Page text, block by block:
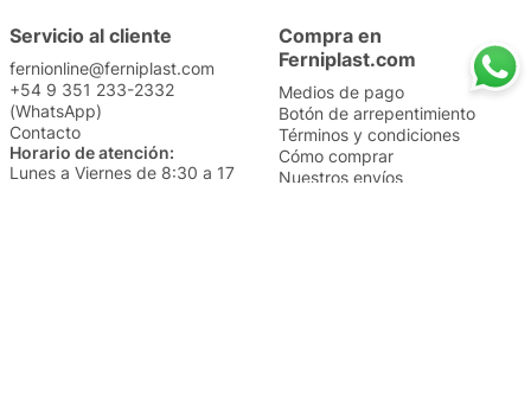
Servicio al cliente
fernionline@ferniplast.com
+54 9 351 233-2332
(WhatsApp)
Contacto
Horario de atención:
Lunes a Viernes de 8:30 a 17
Compra en
Ferniplast.com
Medios de pago
Botón de arrepentimiento
Términos y condiciones
Cómo comprar
Nuestros envíos